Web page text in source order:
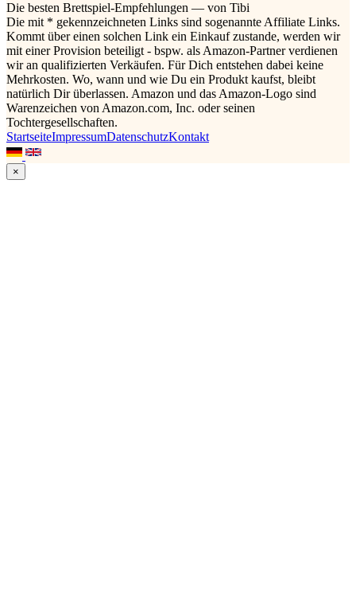
Die besten Brettspiel-Empfehlungen — von Tibi
Die mit * gekennzeichneten Links sind sogenannte Affiliate Links.
Kommt über einen solchen Link ein Einkauf zustande, werden wir
mit einer Provision beteiligt - bspw. als Amazon-Partner verdienen
wir an qualifizierten Verkäufen. Für Dich entstehen dabei keine
Mehrkosten. Wo, wann und wie Du ein Produkt kaufst, bleibt
natürlich Dir überlassen. Amazon und das Amazon-Logo sind
Warenzeichen von Amazon.com, Inc. oder seinen
Tochtergesellschaften.
StartseiteImpressumDatenschutzKontakt
×